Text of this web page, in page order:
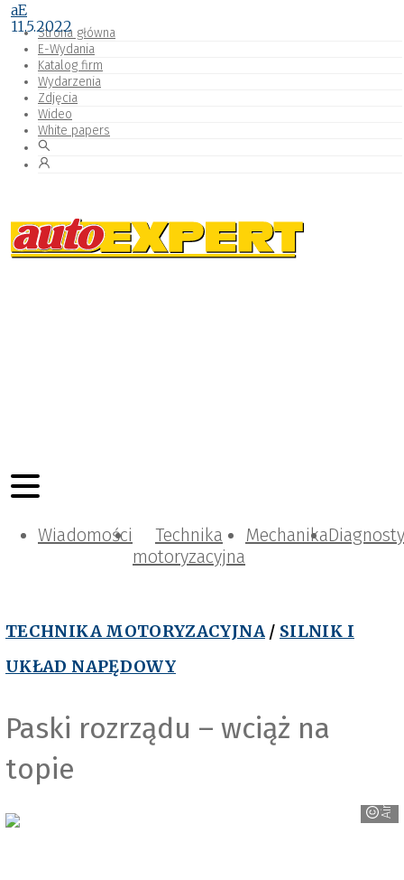
Strona główna
E-Wydania
Katalog firm
Wydarzenia
Zdjęcia
Wideo
White papers
Wiadomości
Technika
motoryzacyjna
Mechanika
TECHNIKA MOTORYZACYJNA / SILNIK I
UKŁAD NAPĘDOWY
Paski rozrządu – wciąż na
topie
Airtex
aE
11.5.2022